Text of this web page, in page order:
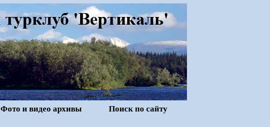
Фото и видео архивы Поиск по сайту